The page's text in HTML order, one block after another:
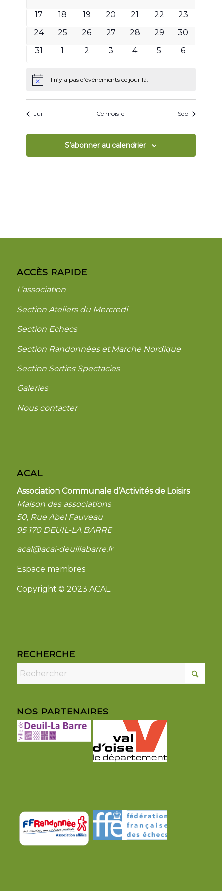
0
17
0
18
0
19
0
20
0
21
0
22
0
23
0
24
0
25
0
26
0
27
0
28
0
29
0
30
0
31
01
0
2
0
3
0
4
0
5
0
6
NoticeIl n’y a pas d’évènements ce jour là.
Juil Ce mois-ci Sep
S’abonner au calendrier
ACCÈS RAPIDE
L’association
Section Ateliers du Mercredi
Section Echecs
Section Randonnées et Marche Nordique
Section Sorties Spectacles
Galeries
Nous contacter
ACAL
Association Communale d’Activités de Loisirs
Maison des associations
50, Rue Abel Fauveau
95 170 DEUIL-LA BARRE
acal@acal-deuillabarre.fr
Espace membres
Copyright © 2023 ACAL
RECHERCHE
NOS PARTENAIRES